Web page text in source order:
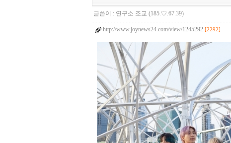
글쓴이 : 연구소 조교 (185.♡.67.39)
http://www.joynews24.com/view/1245292 [2292]